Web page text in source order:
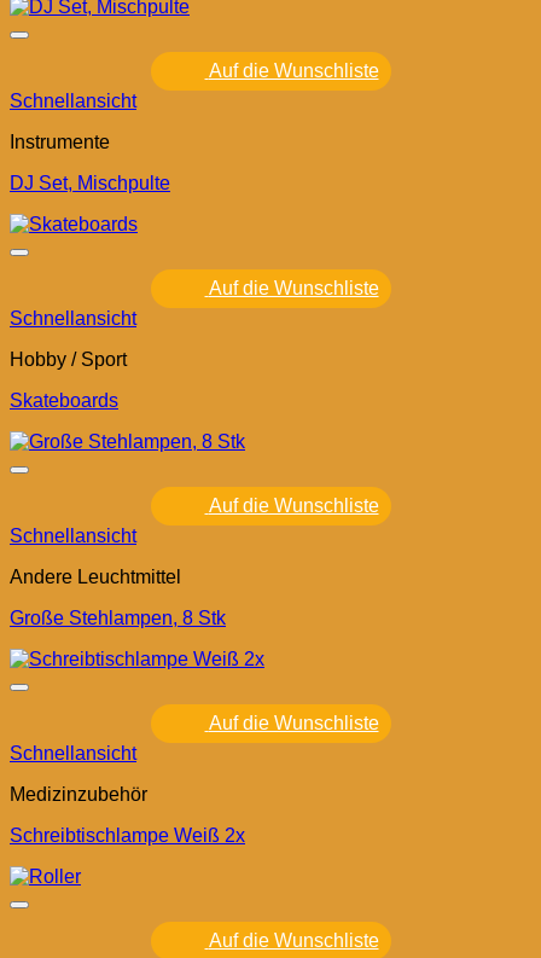
Auf die Wunschliste
Schnellansicht
Instrumente
DJ Set, Mischpulte
Auf die Wunschliste
Schnellansicht
Hobby / Sport
Skateboards
Auf die Wunschliste
Schnellansicht
Andere Leuchtmittel
Große Stehlampen, 8 Stk
Auf die Wunschliste
Schnellansicht
Medizinzubehör
Schreibtischlampe Weiß 2x
Auf die Wunschliste